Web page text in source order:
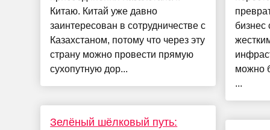
Китаю. Китай уже давно
заинтересован в сотрудничестве с
Казахстаном, потому что через эту
страну можно провести прямую
сухопутную дор...
Зелёный шёлковый путь:
бизнес
можно
...